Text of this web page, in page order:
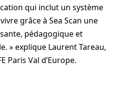
qui inclut un système
grâce à Sea Scan une
pédagogique et
» explique Laurent Tareau,
Paris Val d’Europe.